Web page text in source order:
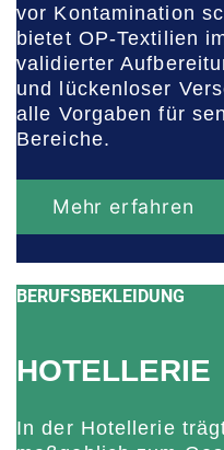
vor Kontamination
bietet OP-Textilien
validierter
und lückenloser
alle Vorgaben für
Bereiche.
Mehr erfahren
BERUFSBEKLEIDUNG
HOTELLERIE
In der Hotellerie